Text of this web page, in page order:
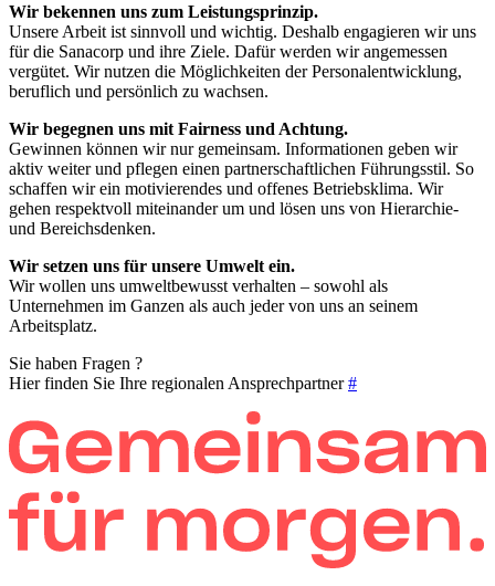
Wir bekennen uns zum Leistungsprinzip.
Unsere Arbeit ist sinnvoll und wichtig. Deshalb engagieren wir uns
für die Sanacorp und ihre Ziele. Dafür werden wir angemessen
vergütet. Wir nutzen die Möglichkeiten der Personalentwicklung,
beruflich und persönlich zu wachsen.
Wir begegnen uns mit Fairness und Achtung.
Gewinnen können wir nur gemeinsam. Informationen geben wir
aktiv weiter und pflegen einen partnerschaftlichen Führungsstil. So
schaffen wir ein motivierendes und offenes Betriebsklima. Wir
gehen respektvoll miteinander um und lösen uns von Hierarchie-
und Bereichsdenken.
Wir setzen uns für unsere Umwelt ein.
Wir wollen uns umweltbewusst verhalten – sowohl als
Unternehmen im Ganzen als auch jeder von uns an seinem
Arbeitsplatz.
Sie haben Fragen ?
Hier finden Sie Ihre regionalen Ansprechpartner#